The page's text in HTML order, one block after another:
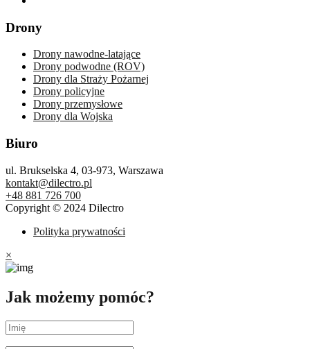
Drony
Drony nawodne-latające
Drony podwodne (ROV)
Drony dla Straży Pożarnej
Drony policyjne
Drony przemysłowe
Drony dla Wojska
Biuro
ul. Brukselska 4, 03-973, Warszawa
kontakt@dilectro.pl
+48 881 726 700
Copyright © 2024 Dilectro
Polityka prywatności
×
Jak możemy pomóc?